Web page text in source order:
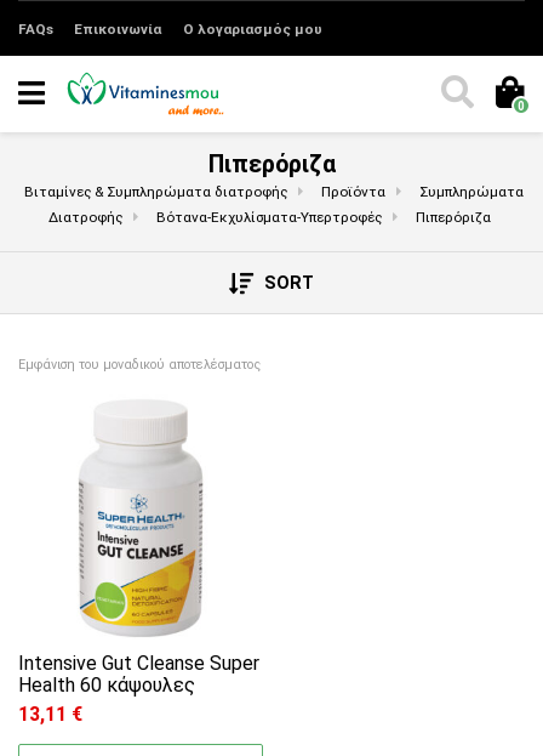
FAQs Επικοινωνία Ο λογαριασμός μου
0
Πιπερόριζα
Βιταμίνες & Συμπληρώματα διατροφής Προϊόντα
Συμπληρώματα
Διατροφής
Βότανα-Εκχυλίσματα-Υπερτροφές Πιπερόριζα
SORT
Εμφάνιση του μοναδικού αποτελέσματος
Intensive Gut Cleanse Super
Health 60 κάψουλες
13,11 €